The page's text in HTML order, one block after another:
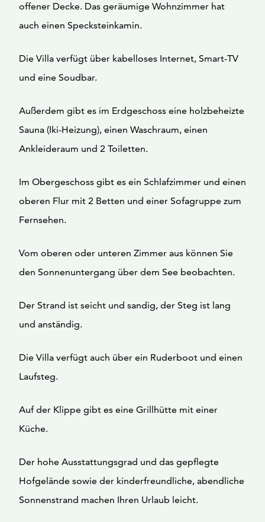
offener Decke. Das geräumige Wohnzimmer hat
auch einen Specksteinkamin.
Die Villa verfügt über kabelloses Internet, Smart-TV
und eine Soudbar.
Außerdem gibt es im Erdgeschoss eine holzbeheizte
Sauna (Iki-Heizung), einen Waschraum, einen
Ankleideraum und 2 Toiletten.
Im Obergeschoss gibt es ein Schlafzimmer und einen
oberen Flur mit 2 Betten und einer Sofagruppe zum
Fernsehen.
Vom oberen oder unteren Zimmer aus können Sie
den Sonnenuntergang über dem See beobachten.
Der Strand ist seicht und sandig, der Steg ist lang
und anständig.
Die Villa verfügt auch über ein Ruderboot und einen
Laufsteg.
Auf der Klippe gibt es eine Grillhütte mit einer
Küche.
Der hohe Ausstattungsgrad und das gepflegte
Hofgelände sowie der kinderfreundliche, abendliche
Sonnenstrand machen Ihren Urlaub leicht.